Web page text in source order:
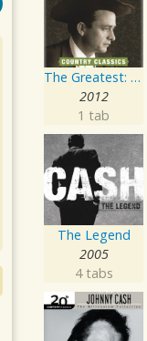
The Greatest: Country Songs
2012
1 tab
The Legend
2005
4 tabs